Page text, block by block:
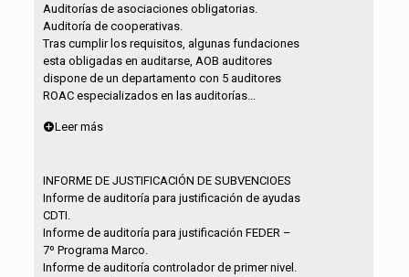
Auditorías de asociaciones obligatorias.
Auditoría de cooperativas.
Tras cumplir los requisitos, algunas fundaciones
esta obligadas en auditarse, AOB auditores
dispone de un departamento con 5 auditores
ROAC especializados en las auditorías...
Leer más
INFORME DE JUSTIFICACIÓN DE SUBVENCIOES
Informe de auditoría para justificación de ayudas
CDTI.
Informe de auditoría para justificación FEDER –
7º Programa Marco.
Informe de auditoría controlador de primer nivel.